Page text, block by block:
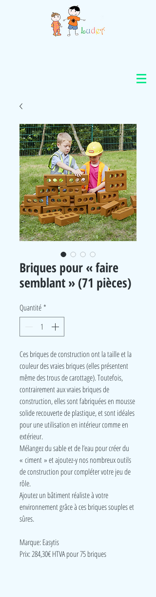
Briques pour « faire
semblant » (71 pièces)
Quantité *
Ces briques de construction ont la taille et la
couleur des vraies briques (elles présentent
même des trous de carottage). Toutefois,
contrairement aux vraies briques de
construction, elles sont fabriquées en mousse
solide recouverte de plastique, et sont idéales
pour une utilisation en intérieur comme en
extérieur.
Mélangez du sable et de l’eau pour créer du
« ciment » et ajoutez-y nos nombreux outils
de construction pour compléter votre jeu de
rôle.
Ajoutez un bâtiment réaliste à votre
environnement grâce à ces briques souples et
sûres.
Marque: Easytis
Prix: 284,30€ HTVA pour 75 briques